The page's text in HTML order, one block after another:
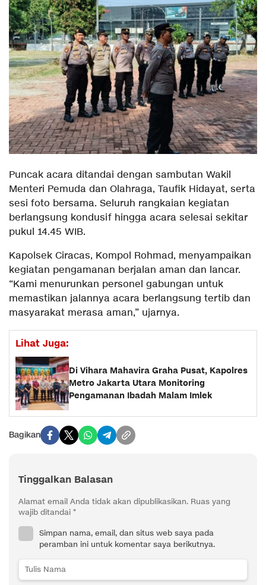
Puncak acara ditandai dengan sambutan Wakil
Menteri Pemuda dan Olahraga, Taufik Hidayat, serta
sesi foto bersama. Seluruh rangkaian kegiatan
berlangsung kondusif hingga acara selesai sekitar
pukul 14.45 WIB.
Kapolsek Ciracas, Kompol Rohmad, menyampaikan
kegiatan pengamanan berjalan aman dan lancar.
“Kami menurunkan personel gabungan untuk
memastikan jalannya acara berlangsung tertib dan
masyarakat merasa aman,” ujarnya.
Lihat Juga:
Di Vihara Mahavira Graha Pusat, Kapolres
Metro Jakarta Utara Monitoring
Pengamanan Ibadah Malam Imlek
Bagikan
Tinggalkan Balasan
Alamat email Anda tidak akan dipublikasikan. Ruas yang
wajib ditandai *
Simpan nama, email, dan situs web saya pada
peramban ini untuk komentar saya berikutnya.